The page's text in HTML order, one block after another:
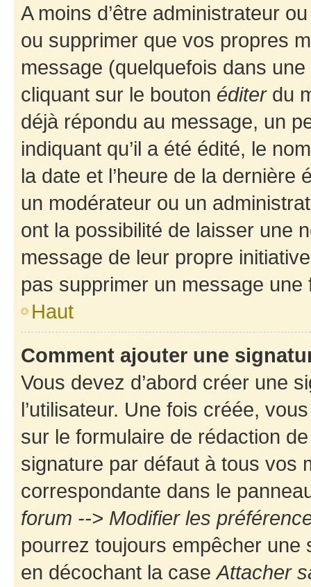
A moins d’être administrateur
ou supprimer que vos propres
message (quelquefois dans
cliquant sur le bouton éditerdu
déjà répondu au message, un
indiquant qu’il a été édité, le
la date et l’heure de la dernière
un modérateur ou un
ont la possibilité de laisser une
message de leur propre
pas supprimer un message une
Haut
Comment ajouter une
Vous devez d’abord créer une
l’utilisateur. Une fois créée,
sur le formulaire de rédaction
signature par défaut à tous vos
correspondante dans le
forum --> Modifier les
pourrez toujours empêcher une
en décochant la caseAttacher